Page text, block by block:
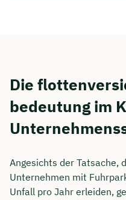
Die
bedeutung im
Angesichts der Tatsache,
Unternehmen mit
Unfall pro Jahr erleiden,